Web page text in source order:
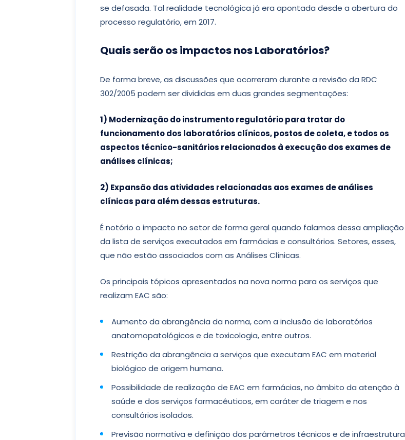
se defasada. Tal realidade tecnológica já era apontada desde a abertura do
processo regulatório, em 2017.
Quais serão os impactos nos Laboratórios?
De forma breve, as discussões que ocorreram durante a revisão da RDC
302/2005 podem ser divididas em duas grandes segmentações:
1) Modernização do instrumento regulatório para tratar do
funcionamento dos laboratórios clínicos, postos de coleta, e todos os
aspectos técnico-sanitários relacionados à execução dos exames de
análises clínicas;
2) Expansão das atividades relacionadas aos exames de análises
clínicas para além dessas estruturas.
É notório o impacto no setor de forma geral quando falamos dessa ampliação
da lista de serviços executados em farmácias e consultórios. Setores, esses,
que não estão associados com as Análises Clínicas.
Os principais tópicos apresentados na nova norma para os serviços que
realizam EAC são:
Aumento da abrangência da norma, com a inclusão de laboratórios
anatomopatológicos e de toxicologia, entre outros.
Restrição da abrangência a serviços que executam EAC em material
biológico de origem humana.
Possibilidade de realização de EAC em farmácias, no âmbito da atenção à
saúde e dos serviços farmacêuticos, em caráter de triagem e nos
consultórios isolados.
Previsão normativa e definição dos parâmetros técnicos e de infraestrutura